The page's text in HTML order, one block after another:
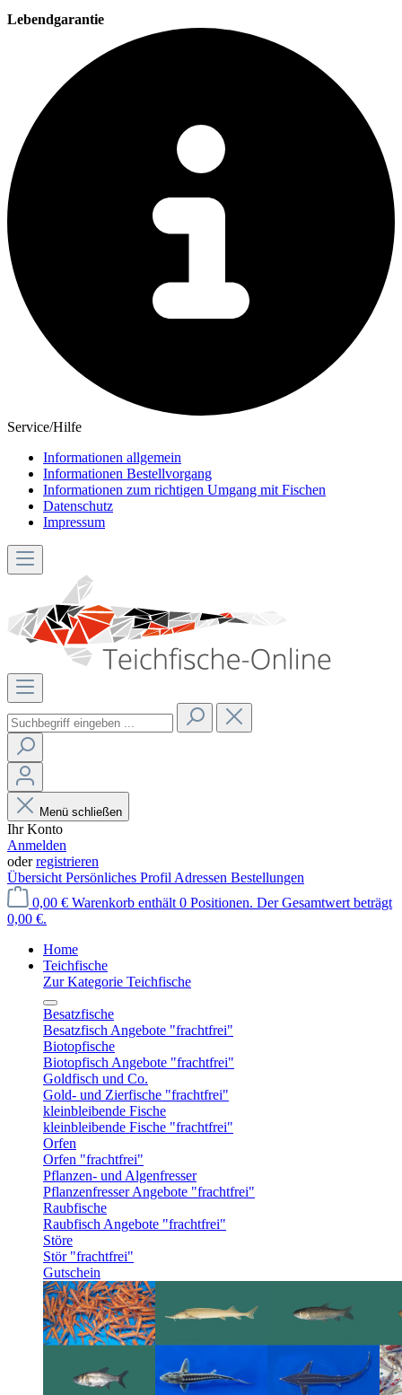
Lebendgarantie
Service/Hilfe
Informationen allgemein
Informationen Bestellvorgang
Informationen zum richtigen Umgang mit Fischen
Datenschutz
Impressum
Menü schließen
Ihr Konto
Anmelden
oderregistrieren
Übersicht Persönliches Profil Adressen Bestellungen
0,00 € Warenkorb enthält 0 Positionen. Der Gesamtwert beträgt
0,00 €.
Home
Teichfische
Zur Kategorie Teichfische
Besatzfische
Besatzfisch Angebote "frachtfrei"
Biotopfische
Biotopfisch Angebote "frachtfrei"
Goldfisch und Co.
Gold- und Zierfische "frachtfrei"
kleinbleibende Fische
kleinbleibende Fische "frachtfrei"
Orfen
Orfen "frachtfrei"
Pflanzen- und Algenfresser
Pflanzenfresser Angebote "frachtfrei"
Raubfische
Raubfisch Angebote "frachtfrei"
Störe
Stör "frachtfrei"
Gutschein